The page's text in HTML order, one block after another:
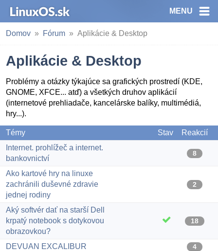
MENU
Domov Fórum Aplikácie & Desktop
Aplikácie & Desktop
Problémy a otázky týkajúce sa grafických prostredí (KDE,
GNOME, XFCE... atď) a všetkých druhov aplikácií
(internetové prehliadače, kancelárske balíky, multimédiá,
hry...).
Témy Stav
Reakcií
Internet. prohlížeč a internet.
bankovnictví
8
Ako kartové hry na linuxe
zachránili duševné zdravie
jednej rodiny
2
Aký softvér dať na starší Dell
krpatý notebook s dotykovou
obrazovkou?
18
DEVUAN EXCALIBUR 4